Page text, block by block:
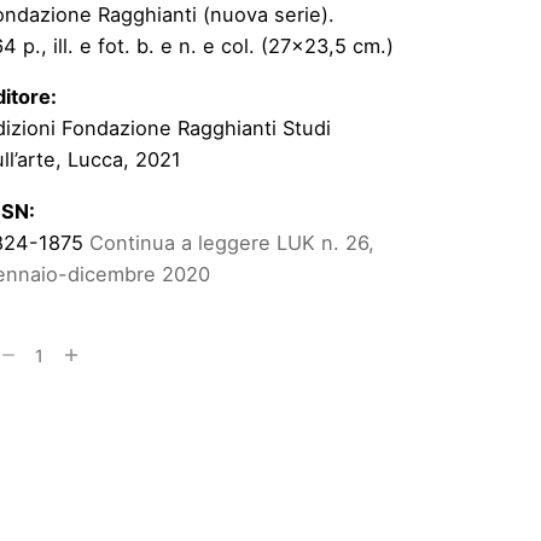
Ragghianti (nuova serie).
p., ill. e fot. b. e n. e col. (27×23,5 cm.)
Fondazione Ragghianti Studi
Lucca, 2021
1875 Continua a leggere LUK n. 26,
dicembre 2020